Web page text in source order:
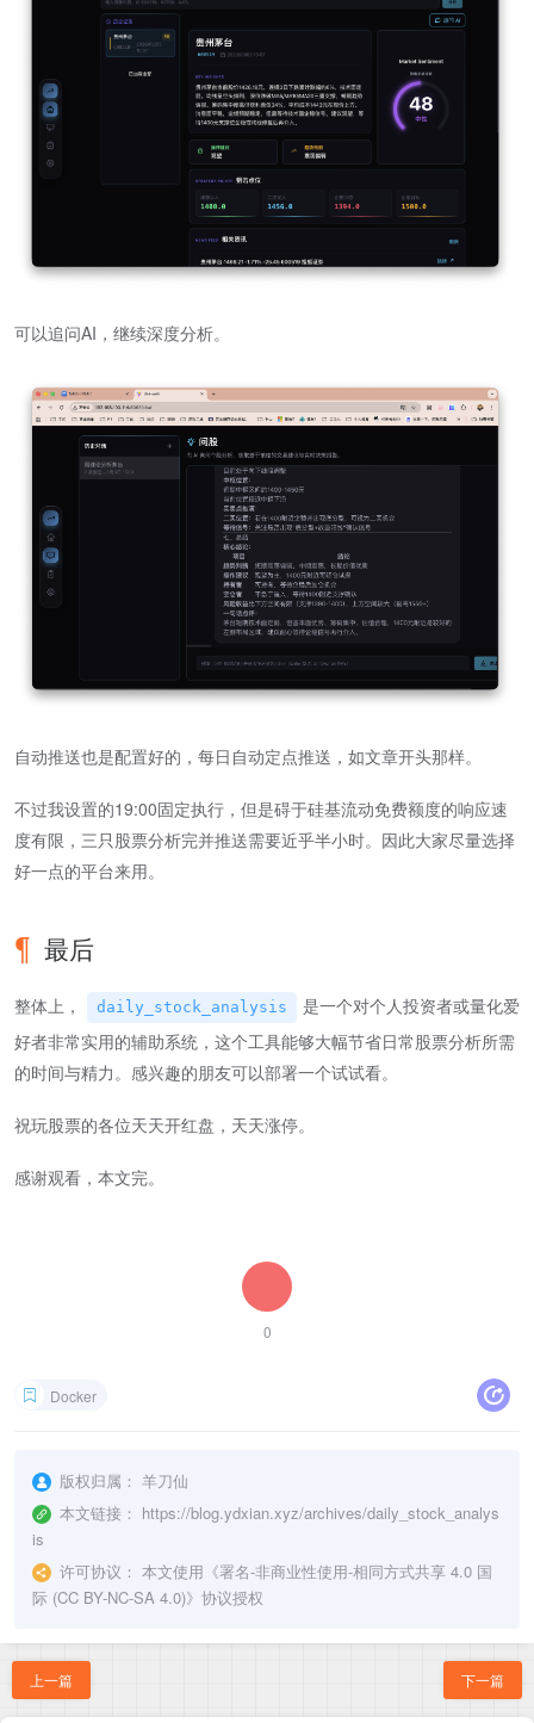
可以追问AI，继续深度分析。
自动推送也是配置好的，每日自动定点推送，如文章开头那样。
不过我设置的19:00固定执行，但是碍于硅基流动免费额度的响应速
度有限，三只股票分析完并推送需要近乎半小时。因此大家尽量选择
好一点的平台来用。
最后
整体上， daily_stock_analysis
是一个对个人投资者或量化爱
好者非常实用的辅助系统，这个工具能够大幅节省日常股票分析所需
的时间与精力。感兴趣的朋友可以部署一个试试看。
祝玩股票的各位天天开红盘，天天涨停。
感谢观看，本文完。
0
Docker
版权归属： 羊刀仙
本文链接： https://blog.ydxian.xyz/archives/daily_stock_analys
is
许可协议： 本文使用《署名-非商业性使用-相同方式共享 4.0 国
际 (CC BY-NC-SA 4.0)》协议授权
上一篇 下一篇